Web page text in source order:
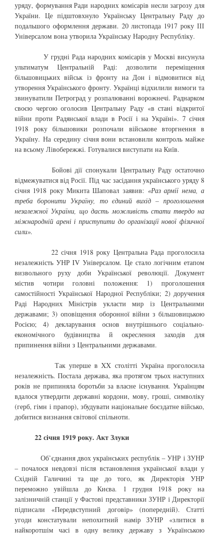
уряду, формування Ради народних комісарів несли загрозу для
України. Це підштовхнуло Українську Центральну Раду до
подальшого оформлення держави. 20 листопада 1917 року ІІІ
Універсалом вона утворила Українську Народну Республіку.
У грудні Рада народних комісарів у Москві висунула
ультиматум Центральній Раді: дозволити переміщення
більшовицьких військ із фронту на Дон і відмовитися від
утворення Українського фронту. Українці відхилили вимоги та
звинуватили Петроград у розпалюванні ворожнечі. Раднарком
своєю чергою оголосив Центральну Раду «в стані відкритої
війни проти Радянської влади в Росії і на Україні». 7 січня
1918 року більшовики розпочали військове вторгнення в
Україну. На середину січня вони встановили контроль майже
на всьому Лівобережжі. Готувалися виступати на Київ.
Бойові дії спонукали Центральну Раду остаточно
відмежуватися від Росії. Під час засідання українського уряду 8
січня 1918 року Микита Шаповал заявив: «Раз армії нема, а
треба боронити Україну, то єдиний вихід – проголошення
незалежної України, що дасть можливість стати твердо на
міжнародній арені і приступити до організації нової фізичної
сили».
22 січня 1918 року Центральна Рада проголосила
незалежність УНР IV Універсалом. Це стало логічним етапом
визвольного руху доби Української революції. Документ
містив чотири головні положення: 1) проголошення
самостійності Української Народної Республіки; 2) доручення
Раді Народних Міністрів укласти мир із Центральними
державами; 3) оповіщення оборонної війни з більшовицькою
Росією; 4) декларування основ внутрішнього соціально-
економічного будівництва й окреслення заходів для
припинення війни з Центральними державами.
Так уперше в XX столітті Україна проголосила
незалежність. Постала держава, яка протягом трьох наступних
років не припиняла боротьби за власне існування. Українцям
вдалося утвердити державні кордони, мову, гроші, символіку
(герб, гімн і прапор), збудувати національне боєздатне військо,
добитися визнання світової спільноти.
22 січня 1919 року. Акт Злуки
Об’єднання двох українських республік – УНР і ЗУНР
– почалося невдовзі після встановлення української влади у
Східній Галичині та ще до того, як Директорія УНР
переможно увійшла до Києва. 1 грудня 1918 року на
залізничній станції у Фастові представники ЗУНР і Директорії
підписали «Передвступний договір» (попередній). Статті
угоди констатували непохитний намір ЗУНР «злитися в
найкоротшім часі в одну велику державу з Українською